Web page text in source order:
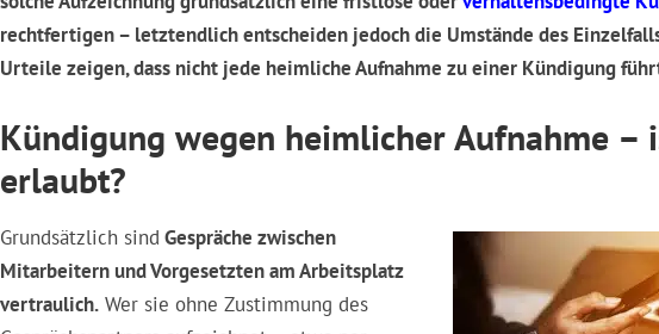
Heimliche Aufnahmen von Gesprächen am Arbeitsplatz sind ein heikles
solche Aufzeichnung grundsätzlich eine fristlose oderverhaltensbedingte
Urteile zeigen, dass nicht jede heimliche Aufnahme zu einer Kündigung
erlaubt?
Grundsätzlich sindGespräche zwischen